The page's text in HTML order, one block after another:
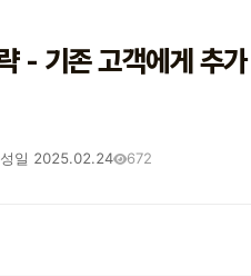
- 기존 고객에게 추
일 2025.02.24 672